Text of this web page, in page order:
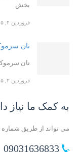
بخش
فروردین ۴, ۱۴۰۵
نان
نان
فروردین ۲, ۱۴۰۵
به کمک ما نیاز
می تواند از طریق شماره